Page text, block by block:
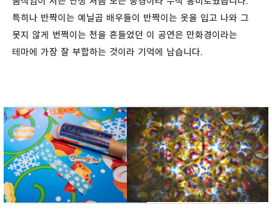
특히나 반짝이는 예닐곱 배우들이 반짝이는 옷을 입고 나와 그
못지 않게 번쩍이는 천을 흔들었던 이 공연은 만화경이라는
테마에 가장 잘 부합하는 것이라 기억에 남습니다.